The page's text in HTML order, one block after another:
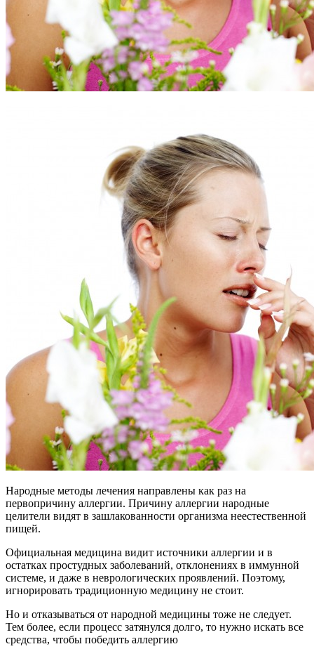
Народные методы лечения направлены как раз на
первопричину аллергии. Причину аллергии народные
целители видят в зашлакованности организма неестественной
пищей.
Официальная медицина видит источники аллергии и в
остатках простудных заболеваний, отклонениях в иммунной
системе, и даже в неврологических проявлений. Поэтому,
игнорировать традиционную медицину не стоит.
Но и отказываться от народной медицины тоже не следует.
Тем более, если процесс затянулся долго, то нужно искать все
средства, чтобы победить аллергию